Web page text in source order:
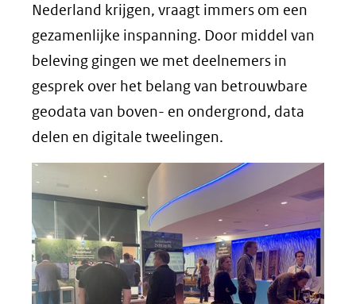
Nederland krijgen, vraagt immers om een
gezamenlijke inspanning. Door middel van
beleving gingen we met deelnemers in
gesprek over het belang van betrouwbare
geodata van boven- en ondergrond, data
delen en digitale tweelingen.